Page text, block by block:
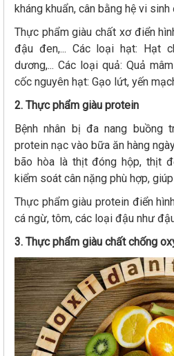
kháng khuẩn, cân bằng hệ vi sinh
Thực phẩm giàu chất xơ điển
đậu đen,... Các loại hạt: Hạt
dương,... Các loại quả: Quả
cốc nguyên hạt: Gạo lứt, yến
2. Thực phẩm giàu protein
Bệnh nhân bị đa nang buồng
protein nạc vào bữa ăn hàng
bão hòa là thịt đóng hộp, thịt
kiểm soát cân nặng phù hợp,
Thực phẩm giàu protein điển
cá ngừ, tôm, các loại đậu như
3. Thực phẩm giàu chất chống